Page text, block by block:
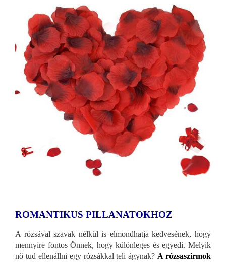
ROMANTIKUS PILLANATOKHOZ
A rózsával szavak nélkül is elmondhatja kedvesének, hogy
mennyire fontos Önnek, hogy különleges és egyedi. Melyik
nő tud ellenállni egy rózsákkal teli ágynak? A rózsaszirmok